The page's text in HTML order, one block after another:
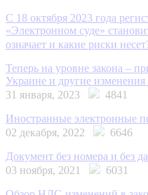
С 18 октября 2023 года
«Электронном суде»
означает и какие риски
Теперь на уровне закона –
Украине и другие
31 января, 2023
4841
Иностранные электронные
02 декабря, 2022
6646
Документ без номера и без
03 ноября, 2021
6031